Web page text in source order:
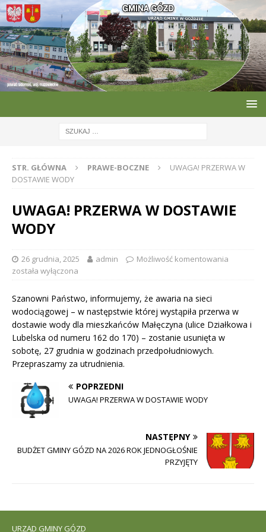
STR. GŁÓWNA PRAWE-BOCZNE
UWAGA! PRZERWA W
DOSTAWIE WODY
UWAGA! PRZERWA W DOSTAWIE
WODY
26 grudnia, 2025 admin
Możliwość komentowania
została wyłączona
Szanowni Państwo, informujemy, że awaria na sieci
wodociągowej – w następstwie której wystąpiła przerwa w
dostawie wody dla mieszkańców Małęczyna (ulice Działkowa i
Lubelska od numeru 162 do 170) – zostanie usunięta w
sobotę, 27 grudnia w godzinach przedpołudniowych.
Przepraszamy za utrudnienia.
POPRZEDNI
UWAGA! PRZERWA W DOSTAWIE WODY
NASTĘPNY
BUDŻET GMINY GÓZD NA 2026 ROK JEDNOGŁOŚNIE
PRZYJĘTY
URZĄD GMINY GÓZD